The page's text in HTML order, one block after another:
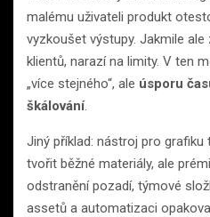
malému uživateli produkt
vyzkoušet výstupy. Jakmile
klientů, narazí na limity. V ten
„více stejného“, ale úsporu
škálování.
Jiný příklad: nástroj pro grafiku
tvořit běžné materiály, ale
odstranění pozadí, týmové
assetů a automatizaci